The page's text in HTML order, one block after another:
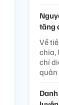
tăng
Về
chia,
chí
quân